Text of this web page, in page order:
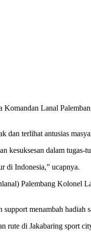
Lanal
dan terlihat antusias
dalam tugas-
di Indonesia,” ucapnya.
Palembang Kolonel
menambah hadiah
di Jakabaring sport